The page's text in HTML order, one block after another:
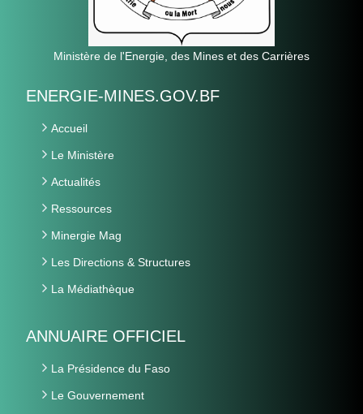
Ministère de l'Energie, des Mines et des Carrières
ENERGIE-MINES.GOV.BF
Accueil
Le Ministère
Actualités
Ressources
Minergie Mag
Les Directions & Structures
La Médiathèque
ANNUAIRE OFFICIEL
La Présidence du Faso
Le Gouvernement